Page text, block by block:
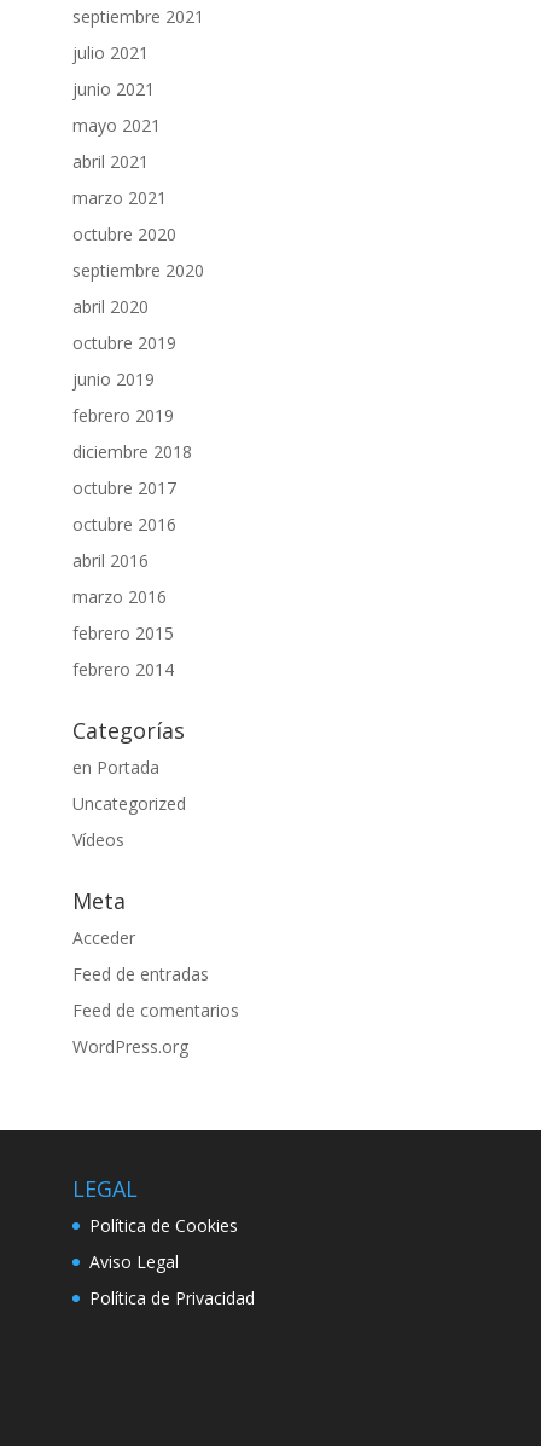
septiembre 2021
julio 2021
junio 2021
mayo 2021
abril 2021
marzo 2021
octubre 2020
septiembre 2020
abril 2020
octubre 2019
junio 2019
febrero 2019
diciembre 2018
octubre 2017
octubre 2016
abril 2016
marzo 2016
febrero 2015
febrero 2014
Categorías
en Portada
Uncategorized
Vídeos
Meta
Acceder
Feed de entradas
Feed de comentarios
WordPress.org
LEGAL
Política de Cookies
Aviso Legal
Política de Privacidad